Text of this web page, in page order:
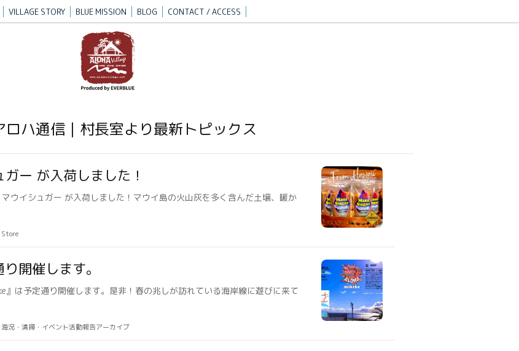
VILLAGE STORY BLUE MISSION BLOG CONTACT / ACCESS
ハ通信｜村長室より最新トピックス
ー が入荷しました！
ウイシュガー が入荷しました！マウイ島の火山灰を多く含んだ土壌、暖か
Store
開催します。
は予定通り開催します。是非！春の兆しが訪れている海岸線に遊びに来て
海況・清掃・イベント活動報告アーカイブ